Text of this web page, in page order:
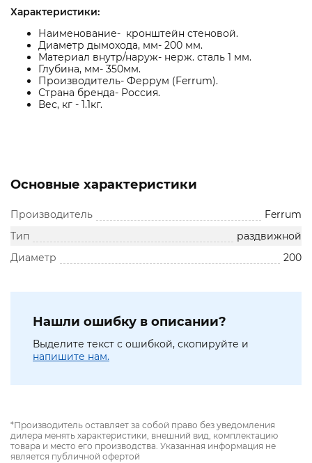
Характеристики:
Наименование- кронштейн стеновой.
Диаметр дымохода, мм- 200 мм.
Материал внутр/наруж- нерж. сталь 1 мм.
Глубина, мм- 350мм.
Производитель- Феррум (Ferrum).
Страна бренда- Россия.
Вес, кг - 1.1кг.
Основные характеристики
Производитель
Ferrum
Тип
раздвижной
Диаметр
200
Нашли ошибку в описании?
Выделите текст с ошибкой, скопируйте и
напишите нам.
*Производитель оставляет за собой право без уведомления
дилера менять характеристики, внешний вид, комплектацию
товара и место его производства. Указанная информация не
является публичной офертой